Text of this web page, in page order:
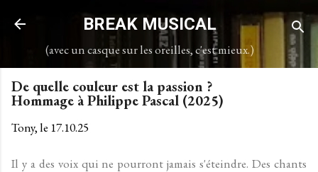
Accéder au contenu principal
BREAK MUSICAL
(avec un casque sur les oreilles, c'est mieux.)
De quelle couleur est la passion ?
Hommage à Philippe Pascal (2025)
Tony, le 17.10.25
Il y a des voix qui ne pourront jamais s'éteindre. Des chants